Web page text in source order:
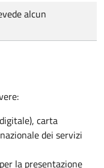
alcun
carta
dei servizi
la presentazione